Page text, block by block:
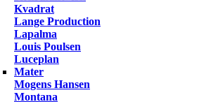
Kvadrat
Lange Production
Lapalma
Louis Poulsen
Luceplan
Mater
Mogens Hansen
Montana